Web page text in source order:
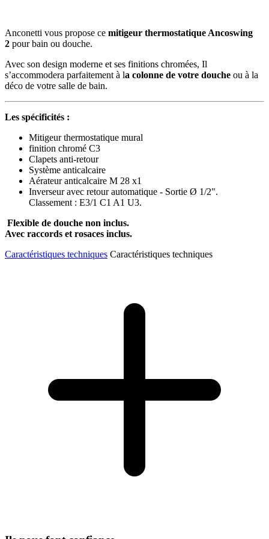
Anconetti vous propose ce mitigeur thermostatique Ancoswing
2 pour bain ou douche.
Avec son design moderne et ses finitions chromées, Il
s’accommodera parfaitement à la colonne de votre douche ou à la
déco de votre salle de bain.
Les spécificités :
Mitigeur thermostatique mural
finition chromé C3
Clapets anti-retour
Système anticalcaire
Aérateur anticalcaire M 28 x1
Inverseur avec retour automatique - Sortie Ø 1/2".
Classement : E3/1 C1 A1 U3.
Flexible de douche non inclus.
Avec raccords et rosaces inclus.
Caractéristiques techniques Caractéristiques techniques